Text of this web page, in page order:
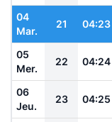
04
Mar.
21 04:23
05
Mer.
22 04:24
06
Jeu.
23 04:25